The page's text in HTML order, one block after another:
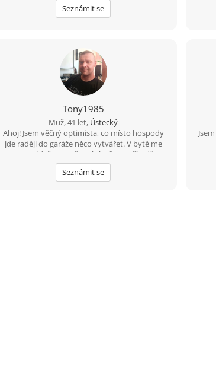
Seznámit se
Tony1985
Muž, 41 let, Ústecký
Ahoj! Jsem věčný optimista, co místo hospody
jde raději do garáže něco vytvářet. V bytě me
moc nenajdeš, protože trávím čas v přírodě na
houbách, na rybách... Hledám tu ideálně
partnerku do života, kdo ví kam nás to zavede
Seznámit se